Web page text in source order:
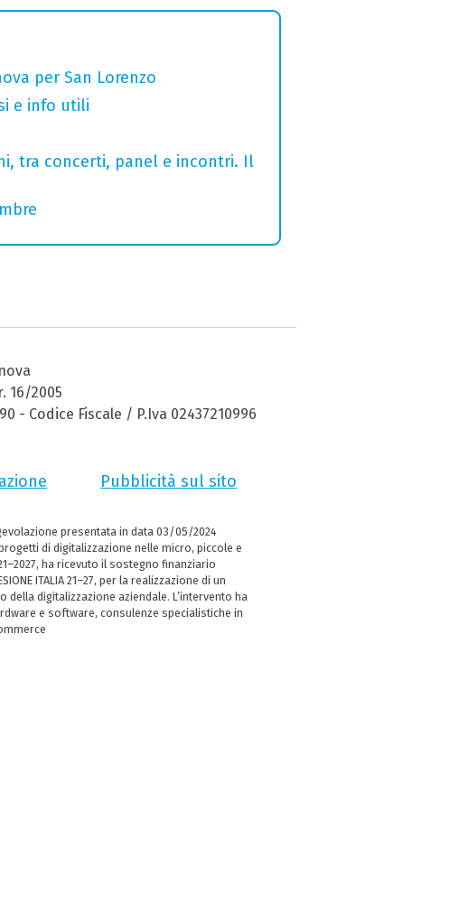
per San Lorenzo
e info utili
tra concerti, panel e incontri. Il
16/2005
- Codice Fiscale / P.Iva 02437210996
Pubblicità sul sito
presentata in data 03/05/2024
di digitalizzazione nelle micro, piccole e
ha ricevuto il sostegno finanziario
ITALIA 21–27, per la realizzazione di un
digitalizzazione aziendale. L’intervento ha
e software, consulenze specialistiche in